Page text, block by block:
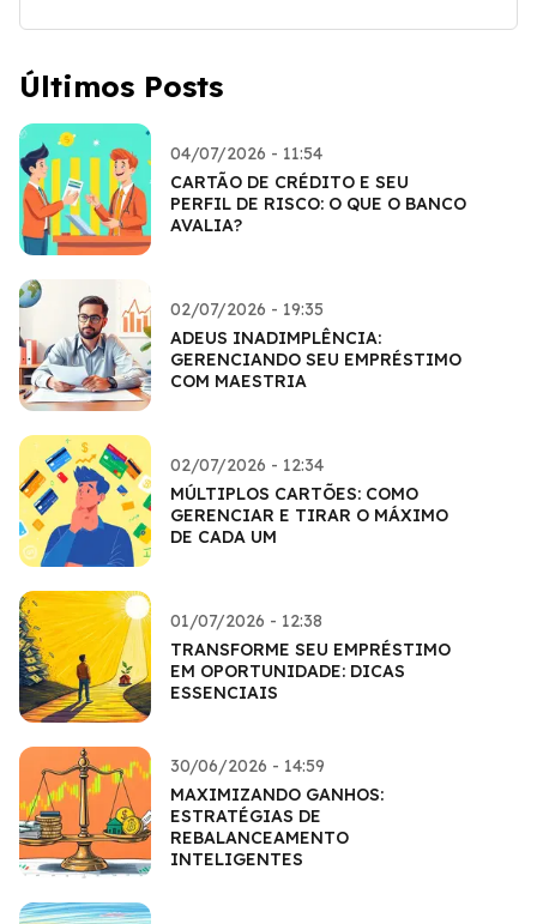
Últimos Posts
04/07/2026 - 11:54
CARTÃO DE CRÉDITO E SEU
PERFIL DE RISCO: O QUE O BANCO
AVALIA?
02/07/2026 - 19:35
ADEUS INADIMPLÊNCIA:
GERENCIANDO SEU EMPRÉSTIMO
COM MAESTRIA
02/07/2026 - 12:34
MÚLTIPLOS CARTÕES: COMO
GERENCIAR E TIRAR O MÁXIMO
DE CADA UM
01/07/2026 - 12:38
TRANSFORME SEU EMPRÉSTIMO
EM OPORTUNIDADE: DICAS
ESSENCIAIS
30/06/2026 - 14:59
MAXIMIZANDO GANHOS:
ESTRATÉGIAS DE
REBALANCEAMENTO
INTELIGENTES